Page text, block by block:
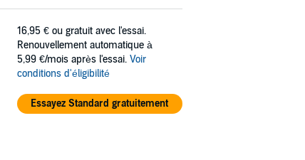
16,95 € ou gratuit avec l'essai.
Renouvellement automatique à
5,99 €/mois après l'essai. Voir
conditions d'éligibilité
Essayez Standard gratuitement